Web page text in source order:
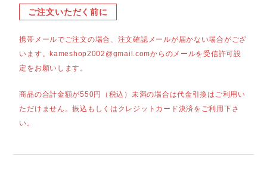
ご注文いただく前に
携帯メールでご注文の場合、注文確認メールが届かない場合がござ
います。kameshop2002@gmail.comからのメールを受信許可設
定をお願いします。
商品の合計金額が550円（税込）未満の場合は代金引換はご利用い
ただけません。振込もしくはクレジットカード決済をご利用下さ
い。